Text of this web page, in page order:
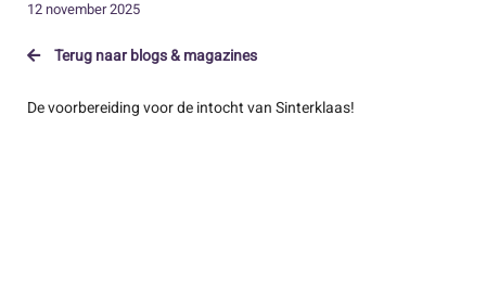
12 november 2025
Terug naar blogs & magazines
De voorbereiding voor de intocht van Sinterklaas!